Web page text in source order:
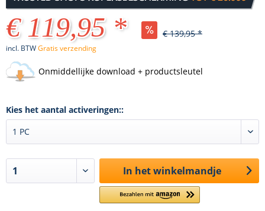
€ 119,95 * € 139,95 *
incl. BTWGratis verzending
Onmiddellijke download + productsleutel
Kies het aantal activeringen::
In het winkelmandje